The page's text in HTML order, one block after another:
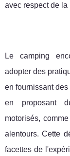
avec respect de la
Le camping
adopter des
en fournissant
en proposant
motorisés,
alentours. Cette
facettes de